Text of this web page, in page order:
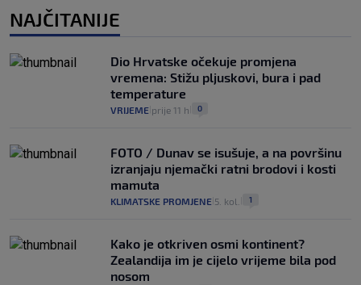
NAJČITANIJE
Dio Hrvatske očekuje promjena
vremena: Stižu pljuskovi, bura i pad
temperature
VRIJEME prije 11 h 0
FOTO / Dunav se isušuje, a na površinu
izranjaju njemački ratni brodovi i kosti
mamuta
KLIMATSKE PROMJENE 5. kol. 1
Kako je otkriven osmi kontinent?
Zealandija im je cijelo vrijeme bila pod
nosom